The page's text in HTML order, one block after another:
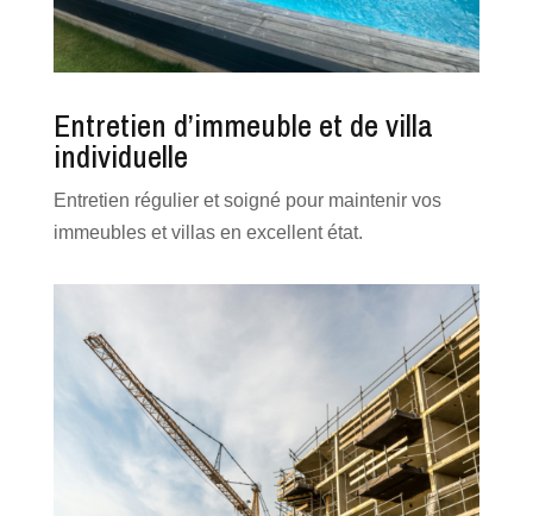
Entretien d’immeuble et de villa
individuelle
Entretien régulier et soigné pour maintenir vos
immeubles et villas en excellent état.